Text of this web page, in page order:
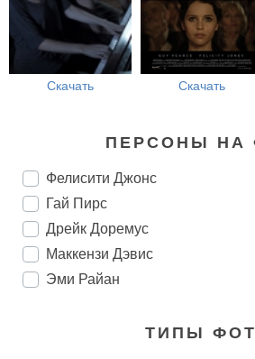
Скачать Скачать
ПЕРСОНЫ НА
Фелисити Джонс
Гай Пирс
Дрейк Доремус
Маккензи Дэвис
Эми Райан
ТИПЫ